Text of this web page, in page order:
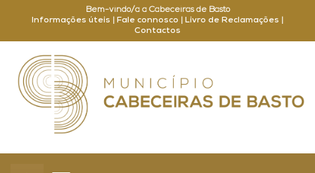
Bem-vindo/a a Cabeceiras de Basto
Informações úteis
Fale connosco Livro de Reclamações
Contactos